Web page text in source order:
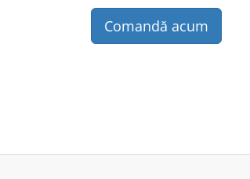
Comandă acum